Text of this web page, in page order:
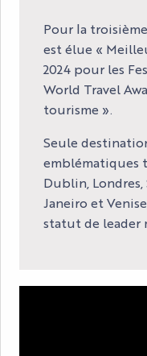
Pour la
est élue «
2024 pour les
World Travel
tourisme ».
Seule
emblématiques
Dublin, Londres,
Janeiro et
statut de leader